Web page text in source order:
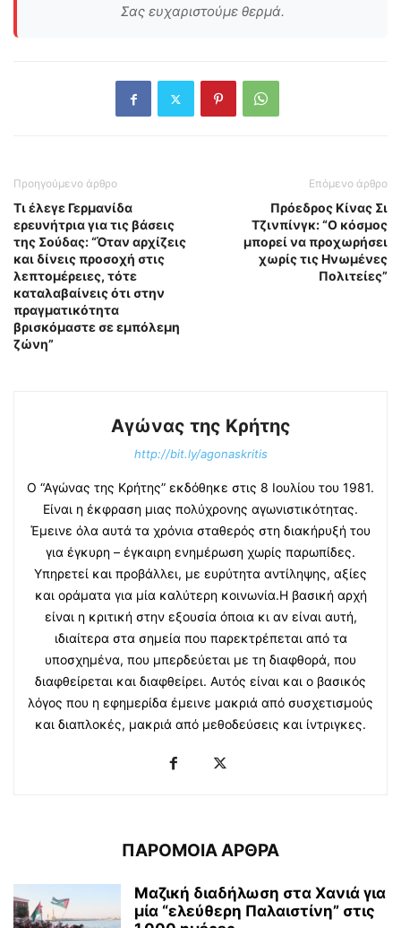
Σας ευχαριστούμε θερμά.
Προηγούμενο άρθρο
Τι έλεγε Γερμανίδα
ερευνήτρια για τις βάσεις
της Σούδας: “Όταν αρχίζεις
και δίνεις προσοχή στις
λεπτομέρειες, τότε
καταλαβαίνεις ότι στην
πραγματικότητα
βρισκόμαστε σε εμπόλεμη
ζώνη”
Επόμενο άρθρο
Πρόεδρος Κίνας Σι
Τζινπίνγκ: “Ο κόσμος
μπορεί να προχωρήσει
χωρίς τις Ηνωμένες
Πολιτείες”
Αγώνας της Κρήτης
http://bit.ly/agonaskritis
Ο “Αγώνας της Κρήτης” εκδόθηκε στις 8 Ιουλίου του 1981.
Είναι η έκφραση μιας πολύχρονης αγωνιστικότητας.
Έμεινε όλα αυτά τα χρόνια σταθερός στη διακήρυξή του
για έγκυρη – έγκαιρη ενημέρωση χωρίς παρωπίδες.
Υπηρετεί και προβάλλει, με ευρύτητα αντίληψης, αξίες
και οράματα για μία καλύτερη κοινωνία.Η βασική αρχή
είναι η κριτική στην εξουσία όποια κι αν είναι αυτή,
ιδιαίτερα στα σημεία που παρεκτρέπεται από τα
υποσχημένα, που μπερδεύεται με τη διαφθορά, που
διαφθείρεται και διαφθείρει. Αυτός είναι και ο βασικός
λόγος που η εφημερίδα έμεινε μακριά από συσχετισμούς
και διαπλοκές, μακριά από μεθοδεύσεις και ίντριγκες.
ΠΑΡΟΜΟΙΑ ΑΡΘΡΑ
Μαζική διαδήλωση στα Χανιά για
μία “ελεύθερη Παλαιστίνη” στις